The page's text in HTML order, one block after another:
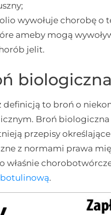
wywołuje chorobę o
ameby mogą
jelit.
biologiczna
to broń o
Broń biologiczna
przepisy
z normami prawa
.